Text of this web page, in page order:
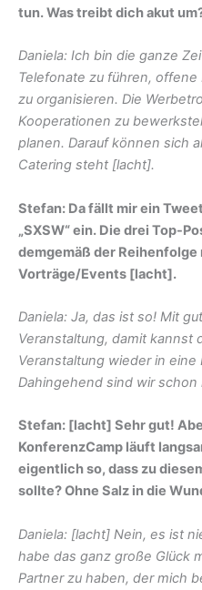
tun. Was treibt dich akut
Daniela: Ich bin die ganze
Telefonate zu führen, offene
zu organisieren. Die
Kooperationen zu
planen. Darauf können sich
Catering steht [lacht].
Stefan: Da fällt mir ein
„SXSW“ ein. Die drei Top-
demgemäß der Reihenfolge
Vorträge/Events [lacht].
Daniela: Ja, das ist so! Mit
Veranstaltung, damit kannst
Veranstaltung wieder in eine
Dahingehend sind wir schon
Stefan: [lacht] Sehr gut!
KonferenzCamp läuft
eigentlich so, dass zu
sollte? Ohne Salz in die
Daniela: [lacht] Nein, es ist
habe das ganz große Glück
Partner zu haben, der mich